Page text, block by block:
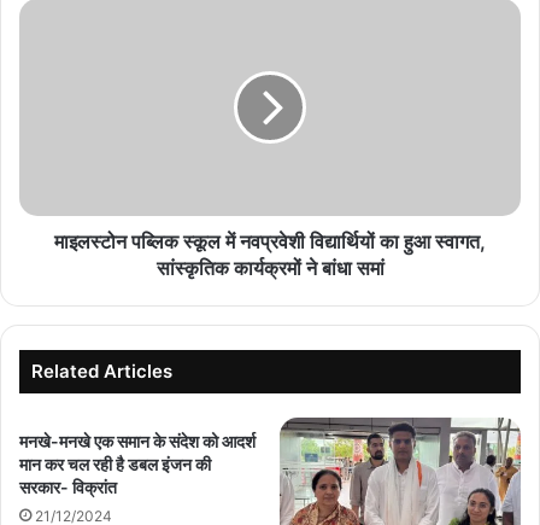
एवं
माइलस्टोन
स्वागत,
सांस्कृतिकमाइलस्टोन पब्लिक स्कूल में नवप्रवेशी विद्यार्थियों का हुआ स्वागत,
सांस्कृतिक कार्यक्रमों ने बांधा समां
Related Articles
मनखे-मनखे एक समान के संदेश को आदर्श
मान कर चल रही है डबल इंजन की
सरकार- विक्रांत
21/12/2024